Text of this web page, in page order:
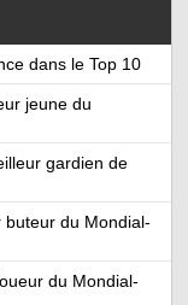
dans le Top 10
jeune du
gardien de
buteur du Mondial-
du Mondial-